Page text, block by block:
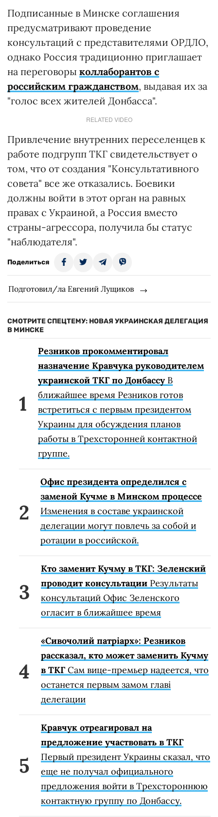
Подписанные в Минске соглашения
предусматривают проведение
консультаций с представителями ОРДЛО,
однако Россия традиционно приглашает
на переговоры коллаборантов с
российским гражданством, выдавая их за
"голос всех жителей Донбасса".
RELATED VIDEO
Привлечение внутренних переселенцев к
работе подгрупп ТКГ свидетельствует о
том, что от создания "Консультативного
совета" все же отказались. Боевики
должны войти в этот орган на равных
правах с Украиной, а Россия вместо
страны-агрессора, получила бы статус
"наблюдателя".
Поделиться
Подготовил/ла Евгений Лущиков
СМОТРИТЕ СПЕЦТЕМУ: НОВАЯ УКРАИНСКАЯ ДЕЛЕГАЦИЯ
В МИНСКЕ
Резников прокомментировал
назначение Кравчука руководителем
украинской ТКГ по Донбассу В
ближайшее время Резников готов
встретиться с первым президентом
Украины для обсуждения планов
работы в Трехсторонней контактной
группе.
Офис президента определился с
заменой Кучме в Минском процессе
Изменения в составе украинской
делегации могут повлечь за собой и
ротации в российской.
Кто заменит Кучму в ТКГ: Зеленский
проводит консультации Результаты
консультаций Офис Зеленского
огласит в ближайшее время
«Сивочолий патріарх»: Резников
рассказал, кто может заменить Кучму
в ТКГ Сам вице-премьер надеется, что
останется первым замом главі
делегации
Кравчук отреагировал на
предложение участвовать в ТКГ
Первый президент Украины сказал, что
еще не получал официального
предложения войти в Трехстороннюю
контактную группу по Донбассу.